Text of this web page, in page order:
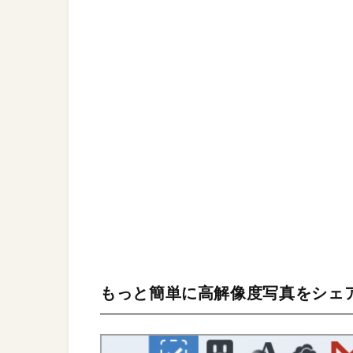
もっと簡単に高解像度写真をシェ